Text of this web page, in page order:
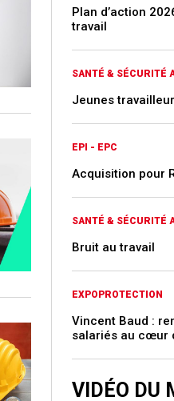
Plan d’action
travail
SANTÉ & SÉCURITÉ
Jeunes
EPI - EPC
Acquisition pour
SANTÉ & SÉCURITÉ
Bruit au travail
EXPOPROTECTION
Vincent Baud :
salariés au cœur
VIDÉO DU